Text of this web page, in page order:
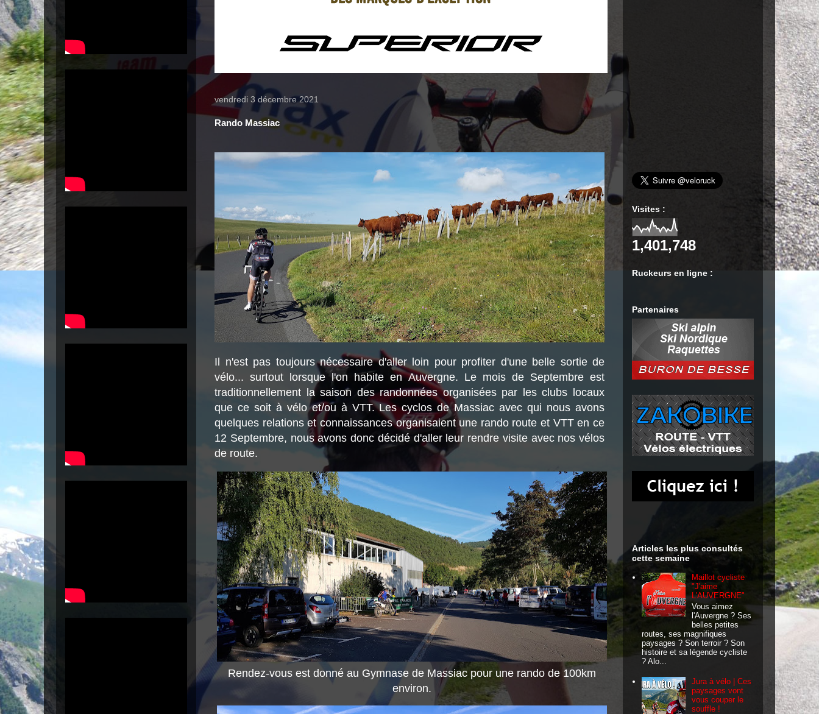
vendredi 3 décembre 2021
Rando Massiac
Il n'est pas toujours nécessaire d'aller loin pour profiter d'une belle sortie de
vélo... surtout lorsque l'on habite en Auvergne. Le mois de Septembre est
traditionnellement la saison des randonnées organisées par les clubs locaux
que ce soit à vélo et/ou à VTT. Les cyclos de Massiac avec qui nous avons
quelques relations et connaissances organisaient une rando route et VTT en ce
12 Septembre, nous avons donc décidé d'aller leur rendre visite avec nos vélos
de route.
Rendez-vous est donné au Gymnase de Massiac pour une rando de 100km
environ.
Visites :
1,401,748
Ruckeurs en ligne :
Partenaires
Articles les plus consultés
cette semaine
Maillot cycliste
"J'aime
L'AUVERGNE"
Vous aimez
l'Auvergne ? Ses
belles petites
routes, ses magnifiques
paysages ? Son terroir ? Son
histoire et sa légende cycliste
? Alo...
Jura à vélo | Ces
paysages vont
vous couper le
souffle !